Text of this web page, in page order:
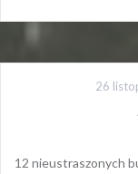
26
12 nieustraszonych